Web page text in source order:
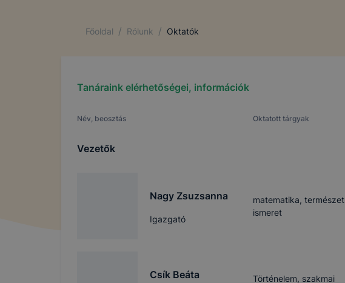
Főoldal / Rólunk / Oktatók
Tanáraink elérhetőségei, információk
Név, beosztás Oktatott tárgyak
Vezetők
Nagy Zsuzsanna
Igazgató
matematika, természet
ismeret
Csík Beáta
Történelem, szakmai